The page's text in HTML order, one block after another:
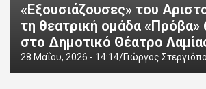
«Εξουσιάζουσες» του
τη θεατρική ομάδα «Πρόβα»
στο Δημοτικό Θέατρο
28 Μαΐου, 2026 - 14:14 Γιώργος